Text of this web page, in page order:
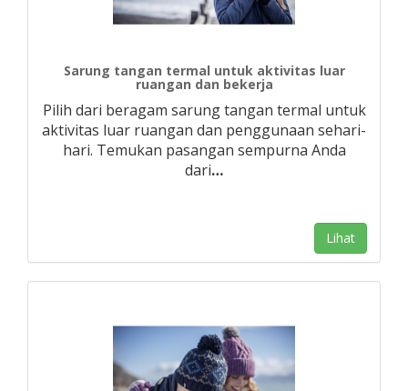
Sarung tangan termal untuk aktivitas luar
ruangan dan bekerja
Pilih dari beragam sarung tangan termal untuk
aktivitas luar ruangan dan penggunaan sehari-
hari. Temukan pasangan sempurna Anda
dari…
Lihat